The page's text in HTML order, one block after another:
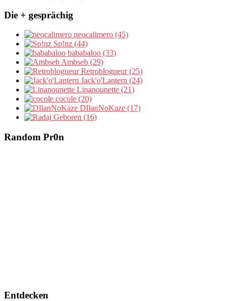
Die + gesprächig
neocalimero (45)
Sp!nz (44)
bababaloo (33)
Ambseb (29)
Retroblogueur (25)
Jack'o'Lantern (24)
Linanounette (21)
cocole (20)
DIlanNoKaze (17)
Geboren (16)
Random Pr0n
Entdecken